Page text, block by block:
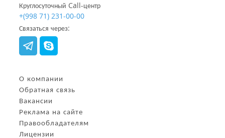
Круглосуточный Call-центр
+(998 71) 231-00-00
Связаться через:
О компании
Обратная связь
Вакансии
Реклама на сайте
Правообладателям
Лицензии